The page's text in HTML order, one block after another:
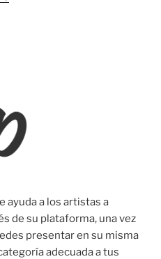
ayuda a los artistas a
de su plataforma, una vez
presentar en su misma
adecuada a tus